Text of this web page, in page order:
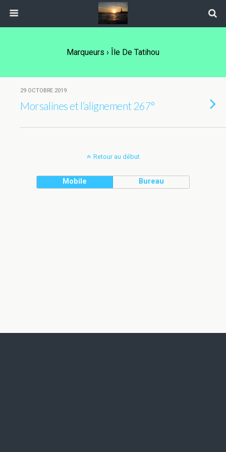
Marqueurs › Île De Tatihou
29 OCTOBRE 2019
Morsalines et l’alignement 267°
Retour au début
Mobile Bureau